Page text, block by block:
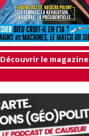
Découvrir le magazine